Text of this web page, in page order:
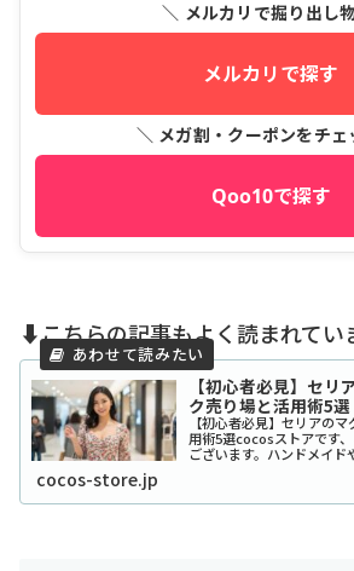
＼ メルカリで掘り出し
メルカリで探す
＼ メガ割・クーポンをチェ
Qoo10で探す
⬇️こちらの記事もよく読まれてい
【初心者必見】セリ
ク売り場と活用術5選
【初心者必見】セリアの
用術5選cocosストアです
ございます。ハンドメイド
い「マグネットホック」
も「どこにあるの？」と
cocos-store.jp